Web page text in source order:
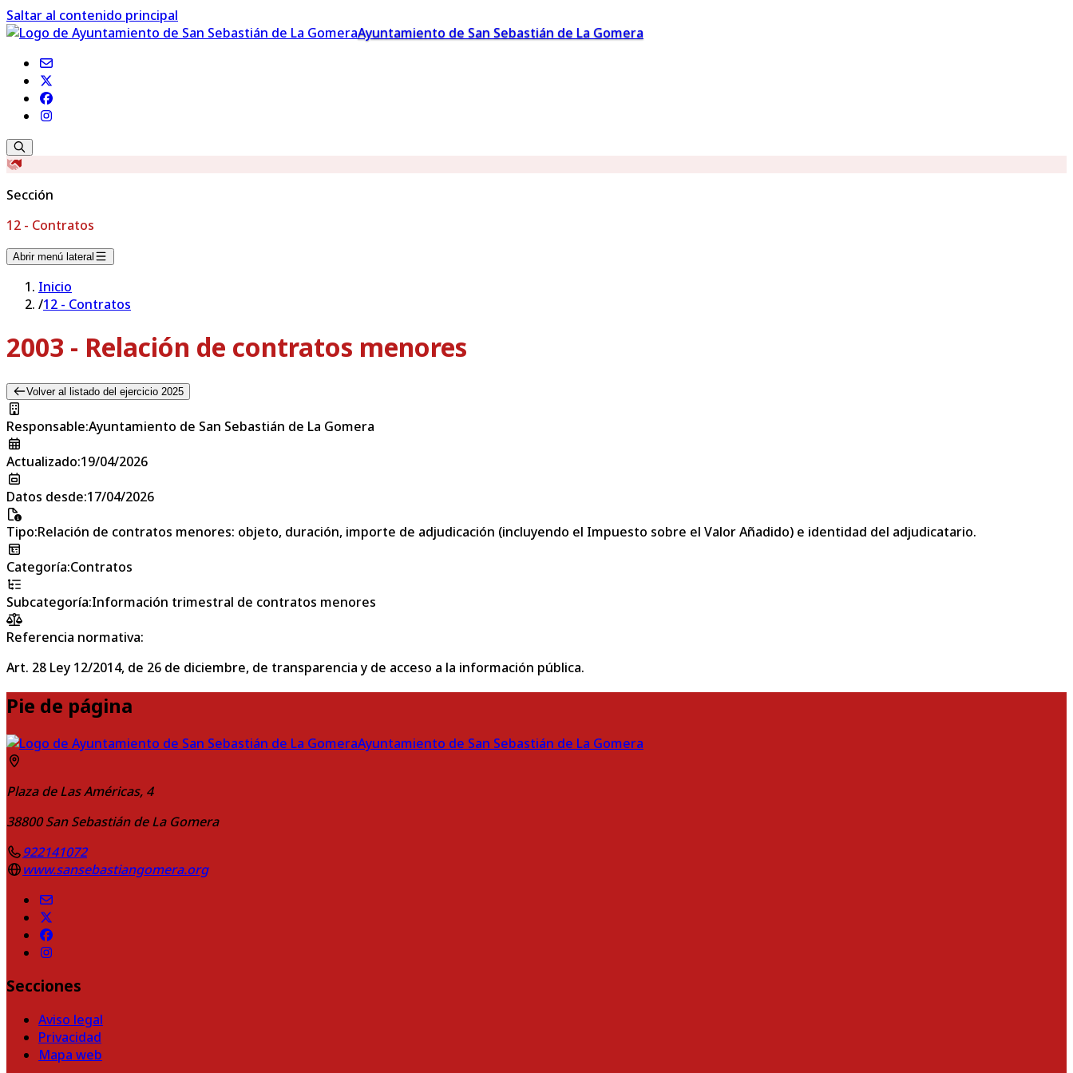
Saltar al contenido principal
Ayuntamiento de San Sebastián de La Gomera
Sección
12 - Contratos
Abrir menú lateral
Inicio
/12 - Contratos
2003 - Relación de contratos menores
Volver al listado del ejercicio 2025
Responsable:Ayuntamiento de San Sebastián de La Gomera
Actualizado:19/04/2026
Datos desde:17/04/2026
Tipo:Relación de contratos menores: objeto, duración, importe de adjudicación (incluyendo el Impuesto sobre el Valor Añadido) e identidad del adjudicatario.
Categoría:Contratos
Subcategoría:Información trimestral de contratos menores
Referencia normativa:
Art. 28 Ley 12/2014, de 26 de diciembre, de transparencia y de acceso a la información pública.
Pie de página
Ayuntamiento de San Sebastián de La Gomera
Plaza de Las Américas, 4
38800 San Sebastián de La Gomera
922141072
www.sansebastiangomera.org
Secciones
Aviso legal
Privacidad
Mapa web